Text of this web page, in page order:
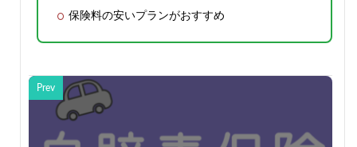
保険料の安いプランがおすすめ
Prev